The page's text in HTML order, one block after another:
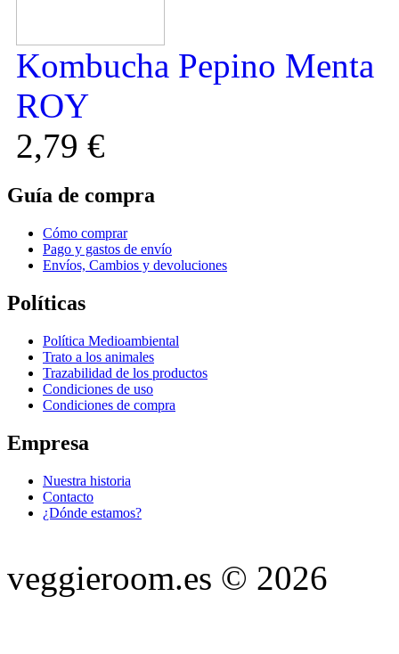
Kombucha Pepino Menta
ROY
2,79 €
Guía de compra
Cómo comprar
Pago y gastos de envío
Envíos, Cambios y devoluciones
Polí­ticas
Política Medioambiental
Trato a los animales
Trazabilidad de los productos
Condiciones de uso
Condiciones de compra
Empresa
Nuestra historia
Contacto
¿Dónde estamos?
veggieroom.es © 2026